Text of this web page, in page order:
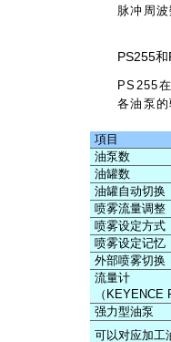
脉冲周
PS255
PS255
各油泵
項目
油泵数
油罐数
油罐自动切换
喷雾流量调整
喷雾设定方式
喷雾设定记忆
外部喷雾切换
流量计
（KEYENCE
强力型油泵
可以对应加工